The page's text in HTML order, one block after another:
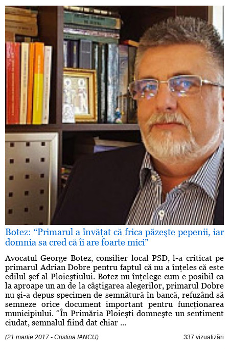
Botez: “Primarul a învăţat că frica păzeşte pepenii, iar
domnia sa cred că îi are foarte mici”
Avocatul George Botez, consilier local PSD, l-a criticat pe
primarul Adrian Dobre pentru faptul că nu a înţeles că este
edilul şef al Ploieştiului. Botez nu înţelege cum e posibil ca
la aproape un an de la câştigarea alegerilor, primarul Dobre
nu şi-a depus specimen de semnătură în bancă, refuzând să
semneze orice document important pentru funcţionarea
municipiului. “În Primăria Ploieşti domneşte un sentiment
ciudat, semnalul fiind dat chiar ...
(21 martie 2017 - Cristina IANCU) 337 vizualizări